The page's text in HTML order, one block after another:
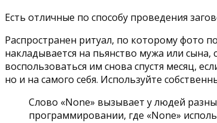
Есть отличные по способу проведения
Распространен ритуал, по которому фото
накладывается на пьянство мужа или
воспользоваться им снова спустя месяц,
но и на самого себя. Используйте
Слово «None» вызывает у людей
программировании, где «None»